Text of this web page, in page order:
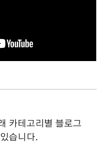
카테고리별 블로그
습니다.